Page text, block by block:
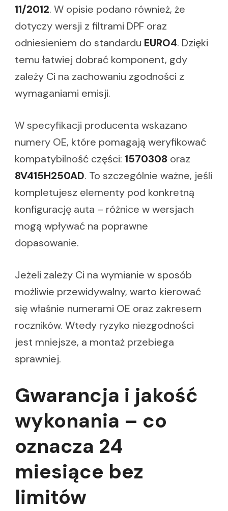
11/2012. W opisie podano również, że
dotyczy wersji z filtrami DPF oraz
odniesieniem do standardu EURO4. Dzięki
temu łatwiej dobrać komponent, gdy
zależy Ci na zachowaniu zgodności z
wymaganiami emisji.
W specyfikacji producenta wskazano
numery OE, które pomagają weryfikować
kompatybilność części: 1570308 oraz
8V415H250AD. To szczególnie ważne, jeśli
kompletujesz elementy pod konkretną
konfigurację auta – różnice w wersjach
mogą wpływać na poprawne
dopasowanie.
Jeżeli zależy Ci na wymianie w sposób
możliwie przewidywalny, warto kierować
się właśnie numerami OE oraz zakresem
roczników. Wtedy ryzyko niezgodności
jest mniejsze, a montaż przebiega
sprawniej.
Gwarancja i jakość
wykonania – co
oznacza 24
miesiące bez
limitów